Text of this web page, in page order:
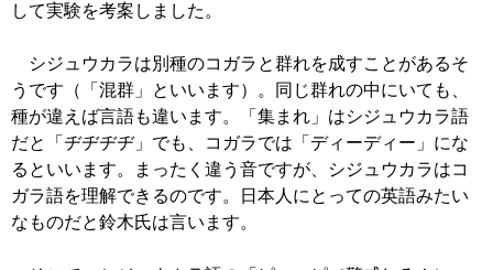
して実験を考案しました。
シジュウカラは別種のコガラと群れを成すことがあるそ
うです（「混群」といいます）。同じ群れの中にいても、
種が違えば言語も違います。「集まれ」はシジュウカラ語
だと「ヂヂヂヂ」でも、コガラでは「ディーディー」にな
るといいます。まったく違う音ですが、シジュウカラはコ
ガラ語を理解できるのです。日本人にとっての英語みたい
なものだと鈴木氏は言います。